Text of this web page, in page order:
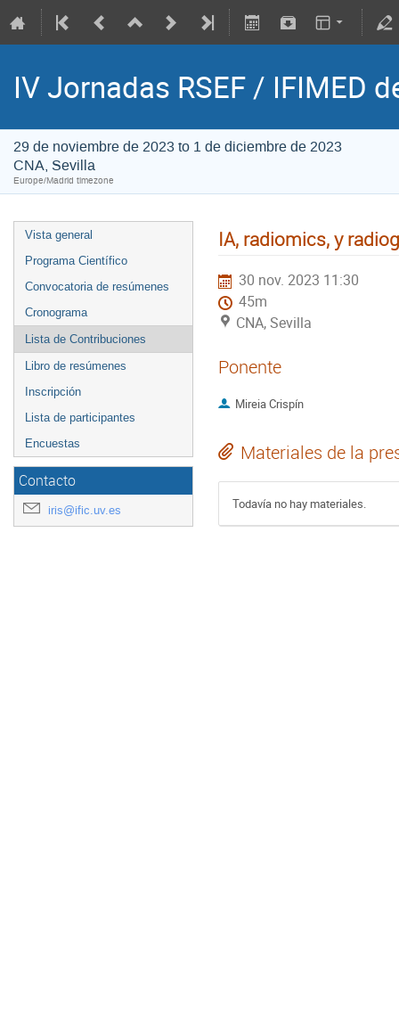
IV Jornadas RSEF / IFIMED
29 de noviembre de 2023 to 1 de diciembre de 2023
CNA, Sevilla
Europe/Madrid timezone
Vista general
Programa Científico
Convocatoria de resúmenes
Cronograma
Lista de Contribuciones
Libro de resúmenes
Inscripción
Lista de participantes
Encuestas
Contacto
iris@ific.uv.es
IA, radiomics, y
30 nov. 2023 11:30
45m
CNA, Sevilla
Ponente
Mireia Crispín
Materiales de la
Todavía no hay materiales.